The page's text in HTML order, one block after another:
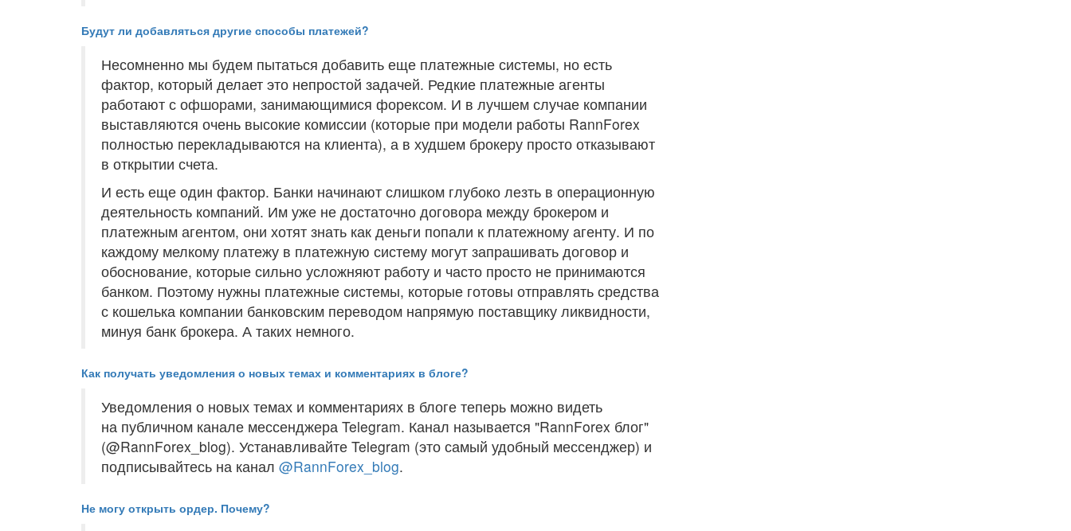
Будут ли добавляться другие способы платежей?
Несомненно мы будем пытаться добавить еще платежные системы, но есть
фактор, который делает это непростой задачей. Редкие платежные агенты
работают с офшорами, занимающимися форексом. И в лучшем случае компании
выставляются очень высокие комиссии (которые при модели работы RannForex
полностью перекладываются на клиента), а в худшем брокеру просто отказывают
в открытии счета.
И есть еще один фактор. Банки начинают слишком глубоко лезть в операционную
деятельность компаний. Им уже не достаточно договора между брокером и
платежным агентом, они хотят знать как деньги попали к платежному агенту. И по
каждому мелкому платежу в платежную систему могут запрашивать договор и
обоснование, которые сильно усложняют работу и часто просто не принимаются
банком. Поэтому нужны платежные системы, которые готовы отправлять средства
с кошелька компании банковским переводом напрямую поставщику ликвидности,
минуя банк брокера. А таких немного.
Как получать уведомления о новых темах и комментариях в блоге?
Уведомления о новых темах и комментариях в блоге теперь можно видеть
на публичном канале мессенджера Telegram. Канал называется "RannForex блог"
(@RannForex_blog). Устанавливайте Telegram (это самый удобный мессенджер) и
подписывайтесь на канал @RannForex_blog.
Не могу открыть ордер. Почему?